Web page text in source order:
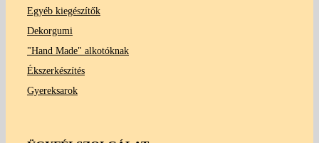
Egyéb kiegészítők
Dekorgumi
"Hand Made" alkotóknak
Ékszerkészítés
Gyereksarok